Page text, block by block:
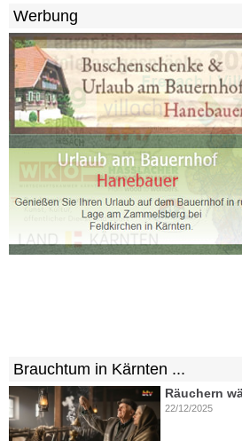
Werbung
Brauchtum in Kärnten ...
Räuchern
22/12/2025